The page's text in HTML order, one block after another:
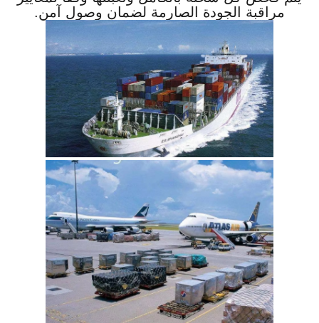
مراقبة الجودة الصارمة لضمان وصول آمن.